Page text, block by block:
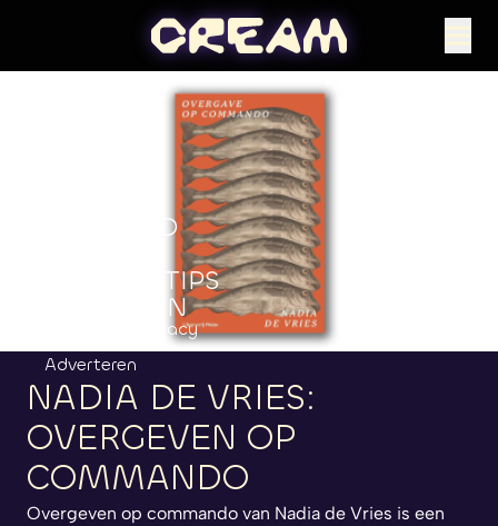
GEDRAAID
CULTUURTIPS
LUISTEREN
Privacy
Adverteren
NADIA DE VRIES:
OVERGEVEN OP
COMMANDO
Overgeven op commando van Nadia de Vries is een